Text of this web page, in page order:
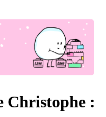
Christophe :